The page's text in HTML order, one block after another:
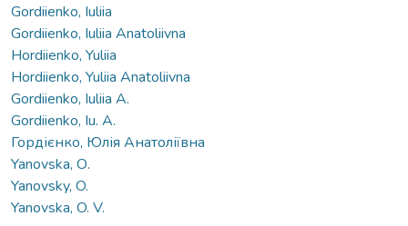
Gordiienko, Iuliia
Gordiienko, Iuliia Anatoliivna
Hordiienko, Yuliia
Hordiienko, Yuliia Anatoliivna
Gordiienko, Iuliia A.
Gordiienko, Iu. A.
Гордієнко, Юлія Анатоліївна
Yanovska, О.
Yanovsky, O.
Yanovska, O. V.